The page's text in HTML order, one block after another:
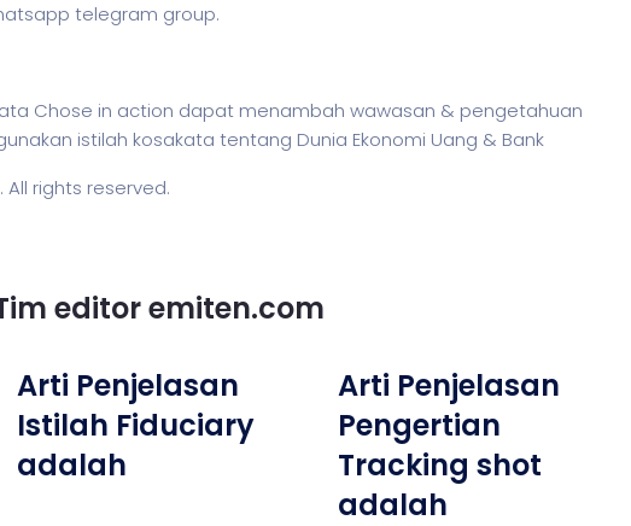
telegram group.
Chose in action dapat menambah wawasan & pengetahuan
istilah kosakata tentang Dunia Ekonomi Uang & Bank
. All rights reserved.
editor emiten.com
Arti Penjelasan
Istilah Fiduciary
adalah
Arti Penjelasan
Pengertian
Tracking shot
adalah